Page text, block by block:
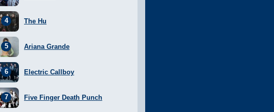
The Hu
Ariana Grande
Electric Callboy
Five Finger Death Punch